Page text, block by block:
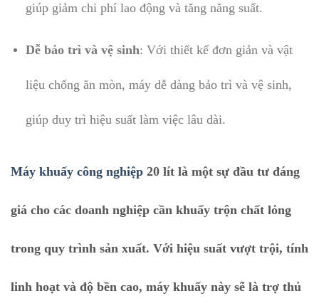
giúp giảm chi phí lao động và tăng năng suất.
Dễ bảo trì và vệ sinh: Với thiết kế đơn giản và vật
liệu chống ăn mòn, máy dễ dàng bảo trì và vệ sinh,
giúp duy trì hiệu suất làm việc lâu dài.
Máy khuấy công nghiệp 20 lít là một sự đầu tư đáng
giá cho các doanh nghiệp cần khuấy trộn chất lỏng
trong quy trình sản xuất. Với hiệu suất vượt trội, tính
linh hoạt và độ bền cao, máy khuấy này sẽ là trợ thủ